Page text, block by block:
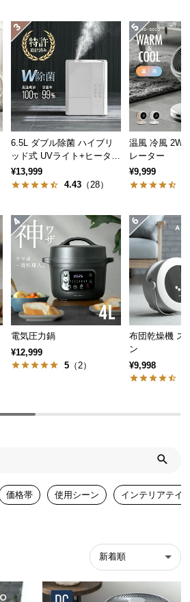
6.5L ダブル除菌 ハイブリ
ッド式 UVライト+ヒーター
除菌機能付き
¥13,999
4.43（28）
電気圧力鍋
¥12,999
5（2）
温風 冷風 2WAY サー
レーター
¥9,999
布団乾燥機 ス
ン
¥9,998
価格帯 使用シーン インテリアテイ
新着順